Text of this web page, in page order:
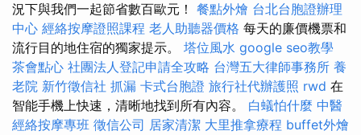
況下與我們一起節省數百歐元！ 餐點外燴 台北台胞證辦理
中心 經絡按摩證照課程 老人助聽器價格 每天的廉價機票和
流行目的地住宿的獨家提示。 塔位風水 google seo教學
茶會點心 社團法人登記申請全攻略 台灣五大律師事務所 養
老院 新竹徵信社 抓漏 卡式台胞證 旅行社代辦護照 rwd 在
智能手機上快速，清晰地找到所有內容。 白蟻怕什麼 中醫
經絡按摩專班 徵信公司 居家清潔 大里推拿療程 buffet外燴